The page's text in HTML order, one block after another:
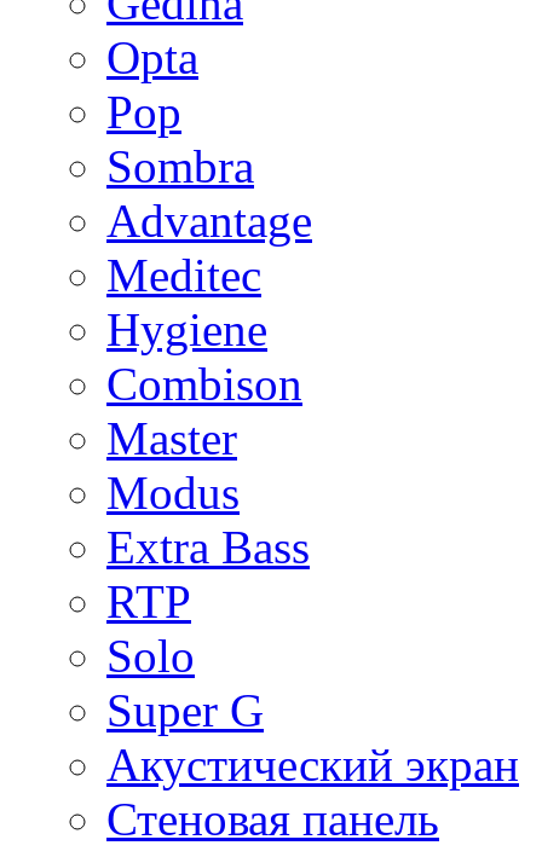
Opta
Pop
Sombra
Advantage
Meditec
Hygiene
Combison
Master
Modus
Extra Bass
RTP
Solo
Super G
Акустический экран
Стеновая панель